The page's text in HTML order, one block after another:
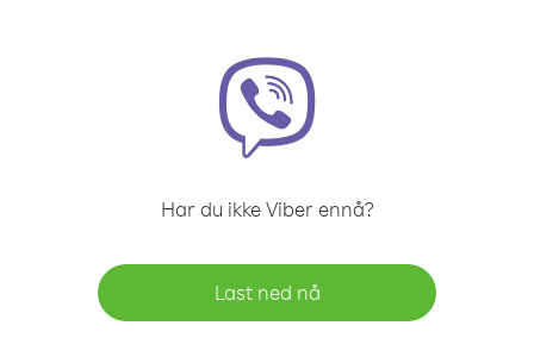
Har du ikke Viber ennå?
Last ned nå